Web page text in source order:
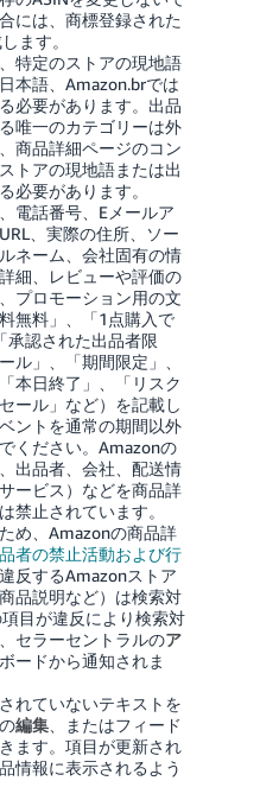
には、商標登録された
ます。
特定のストアの現地語
本語、Amazon.brでは
必要があります。出品
唯一のカテゴリーは外
商品詳細ページのコン
トアの現地語または出
必要があります。
電話番号、Eメールア
、実際の住所、ソー
ネーム、会社固有の情
細、レビューや評価の
プロモーション用の文
無料」、「1点購入で
承認された出品者限
ル」、「期間限定」、
本日終了」、「リスク
ール」など）を記載し
ントを通常の期間以外
ください。Amazonの
出品者、会社、配送情
ービス）などを商品詳
禁止されています。
め、Amazonの商品詳
者の禁止活動および行
反するAmazonストア
品説明など）は検索対
目が違反により検索対
セラーセントラルのア
ードから通知されま
れていないテキストを
編集、またはフィード
ます。項目が更新され
情報に表示されるよう